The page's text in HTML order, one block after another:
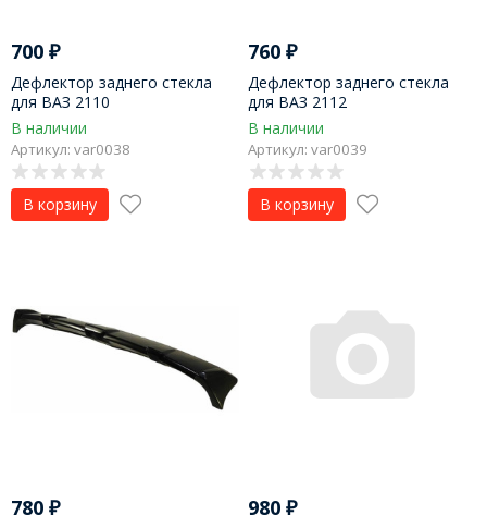
700 ₽
Дефлектор заднего стекла
для ВАЗ 2110
В наличии
Артикул: var0038
В корзину
760₽
Дефлектор заднего стекла
для ВАЗ 2112
В наличии
Артикул: var0039
В корзину
780 ₽ 980₽